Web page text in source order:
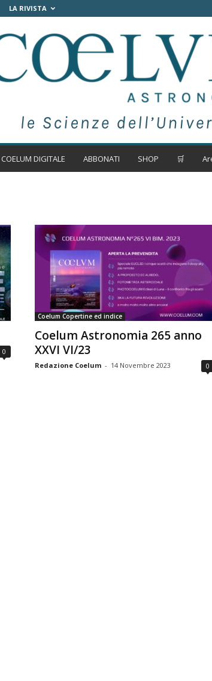
LA RIVISTA
COELUM DIGITALE ABBONATI SHOP 🛒
0
Coelum Copertine ed indice
Coelum Astronomia 265 anno
XXVI VI/23
Redazione Coelum - 14 Novembre 2023 0